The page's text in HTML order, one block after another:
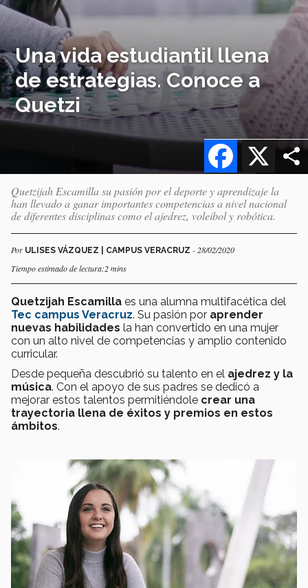
Una vida estudiantil llena
de estrategias. Conoce a
Quetzi
X
Facebook
Quetzijah Escamilla su pasión por el deporte y aprendizaje la
han llevado a ganar importantes competencias a nivel nacional
de diferentes disciplinas como el ajedrez, voleibol y robótica.
Por ULISES VÁZQUEZ | CAMPUS VERACRUZ - 28/02/2020
Tiempo estimado de lectura:2 mins
Quetzijah Escamilla es una alumna multifacética del
Tec campus Veracruz. Su pasión por aprender
nuevas habilidades la han convertido en una mujer
con un alto nivel de competencias y amplio contenido
curricular.
Desde pequeña descubrió su talento en el ajedrez y la
música. Con el apoyo de sus padres se dedicó a
mejorar estos talentos permitiéndole crear una
trayectoria llena de éxitos y premios en estos
ámbitos.